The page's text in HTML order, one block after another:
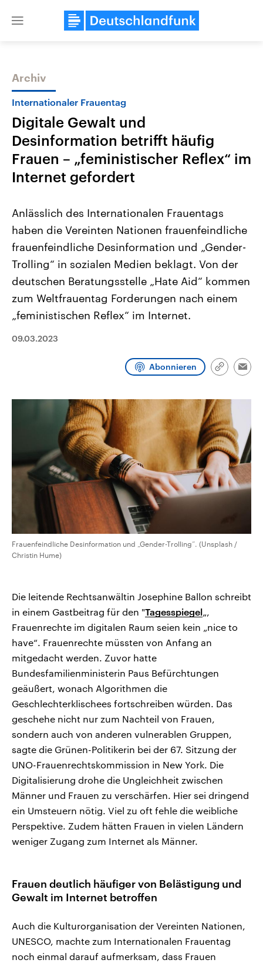
Close
Themen
2026
Alle Informationen
Sachsen-Anhalt wählt am 6.
September 2026 einen neuen
Landtag. Seit 2021 wird das
Bundesland von einer Koalition aus
CDU, SPD und FDP regiert.-
Umfragen, Prognosen,
Wahlprogramme, aktuelle Berichte
und Hintergründe zu den Parteien
Wahl.
Aktuelle Beiträge,
Hintergründe
Wirtschaftlich und
gehören die Vereinigten
den mächtigsten Ländern
mit großem Einfluss auf
aktuelle Weltgeschehen.
Sendungen Programm Podcasts
Archiv
Internationaler Frauentag
Digitale Gewalt und
Desinformation betrifft häufig
Frauen – „feministischer Reflex“ im
Internet gefordert
Anlässlich des Internationalen Frauentags
haben die Vereinten Nationen frauenfeindliche
frauenfeindliche Desinformation und „Gender-
Trolling“ in sozialen Medien beklagt. Von der
deutschen Beratungsstelle „Hate Aid“ kommen
zum Weltfrauentag Forderungen nach einem
„feministischen Reflex“ im Internet.
09.03.2023
Abonnieren
Link
Frauenfeindliche Desinformation und „Gender-Trolling“. (Unsplash /
Christin Hume)
Die leitende Rechtsanwältin Josephine Ballon schreibt
in einem Gastbeitrag für den "Tagesspiegel„,
Frauenrechte im digitalen Raum seien kein „nice to
have“. Frauenrechte müssten von Anfang an
mitgedacht werden. Zuvor hatte
Bundesfamilienministerin Paus Befürchtungen
geäußert, wonach Algorithmen die
Geschlechterklischees fortschreiben würden. Das
geschehe nicht nur zum Nachteil von Frauen,
sondern auch von anderen vulnerablen Gruppen,
sagte die Grünen-Politikerin bei der 67. Sitzung der
UNO-Frauenrechtskommission in New York. Die
Digitalisierung drohe die Ungleichheit zwischen
Männer und Frauen zu verschärfen. Hier sei dringend
ein Umsteuern nötig. Viel zu oft fehle die weibliche
Perspektive. Zudem hätten Frauen in vielen Ländern
weniger Zugang zum Internet als Männer.
Frauen deutlich häufiger von Belästigung und
Gewalt im Internet betroffen
Auch die Kulturorganisation der Vereinten Nationen,
UNESCO, machte zum Internationalen Frauentag
noch einmal darauf aufmerksam, dass Frauen